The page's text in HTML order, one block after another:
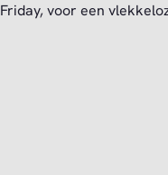
Friday, voor een